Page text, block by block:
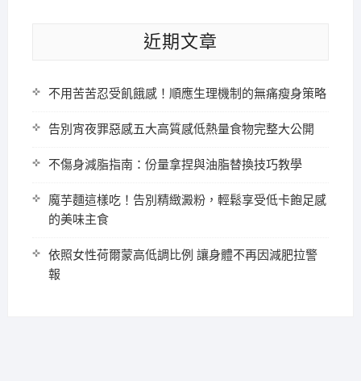
近期文章
不用苦苦忍受飢餓感！順應生理機制的無痛瘦身策略
告別宵夜罪惡感五大高質感低熱量食物完整大公開
不傷身減脂指南：份量拿捏與油脂替換技巧教學
魔芋麵這樣吃！告別精緻澱粉，輕鬆享受低卡飽足感
的美味主食
依照女性荷爾蒙高低調比例 讓身體不再因減肥拉警
報